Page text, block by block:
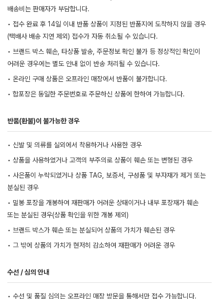
배송비는 판매자가 부담합니다.
• 접수 완료 후 14일 이내 반품 상품이 지정된 반품지에 도착하지 않을 경우
(택배사 배송 지연 제외) 접수가 자동 취소될 수 있습니다.
• 브랜드 박스 훼손, 타상품 발송, 주문정보 확인 불가 등 정상적인 확인이
어려운 경우에는 별도 안내 없이 반송 처리될 수 있습니다.
• 온라인 구매 상품은 오프라인 매장에서 반품이 불가합니다.
• 합포장은 동일한 주문번호로 주문하신 상품에 한하여 가능합니다.
반품(환불)이 불가능한 경우
• 신발 및 의류를 실외에서 착용하거나 사용한 경우
• 상품을 사용하였거나 고객의 부주의로 상품이 훼손 또는 변형된 경우
• 사은품이 누락되었거나 상품 TAG, 보증서, 구성품 및 부자재가 제거 또는
분실된 경우
• 밀봉 포장을 개봉하여 재판매가 어려운 상태이거나 내부 포장재가 훼손
또는 분실된 경우(상품 확인을 위한 개봉 제외)
• 브랜드 박스가 훼손 또는 분실되어 상품의 가치가 훼손된 경우
• 그 밖에 상품의 가치가 현저히 감소하여 재판매가 어려운 경우
수선 / 심의 안내
• 수선 및 품질 심의는 오프라인 매장 방문을 통해서만 접수 가능합니다.